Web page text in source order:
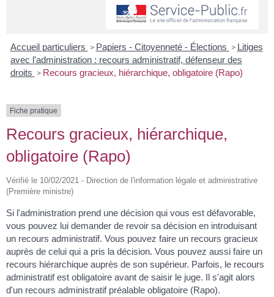
Accueil particuliers > Papiers - Citoyenneté - Élections > Litiges
avec l'administration : recours administratif, défenseur des
droits > Recours gracieux, hiérarchique, obligatoire (Rapo)
Fiche pratique
Recours gracieux, hiérarchique,
obligatoire (Rapo)
Vérifié le 10/02/2021 - Direction de l'information légale et administrative
(Première ministre)
Si l'administration prend une décision qui vous est défavorable,
vous pouvez lui demander de revoir sa décision en introduisant
un recours administratif. Vous pouvez faire un recours gracieux
auprès de celui qui a pris la décision. Vous pouvez aussi faire un
recours hiérarchique auprès de son supérieur. Parfois, le recours
administratif est obligatoire avant de saisir le juge. Il s'agit alors
d'un recours administratif préalable obligatoire (Rapo).